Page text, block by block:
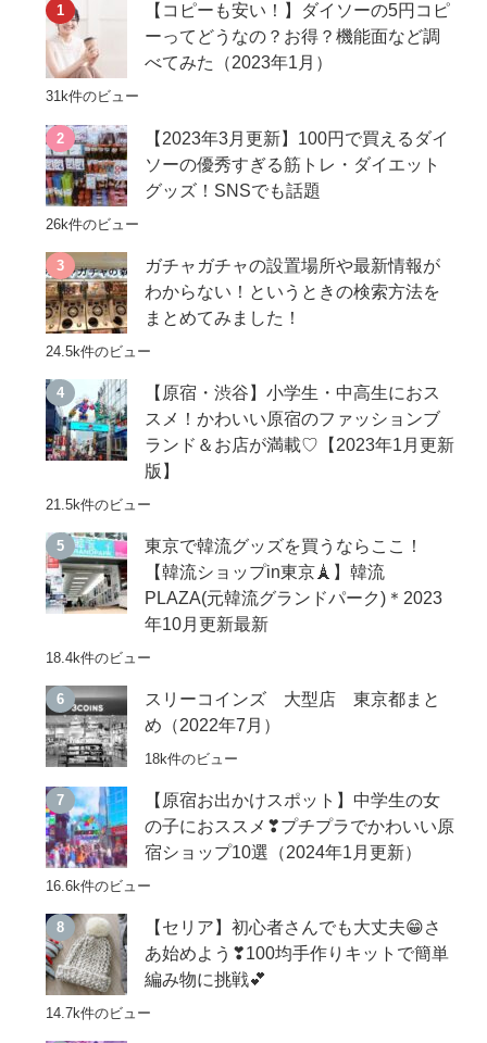
【コピーも安い！】ダイソーの5円コピ
ーってどうなの？お得？機能面など調
べてみた（2023年1月）
31k件のビュー
【2023年3月更新】100円で買えるダイ
ソーの優秀すぎる筋トレ・ダイエット
グッズ！SNSでも話題
26k件のビュー
ガチャガチャの設置場所や最新情報が
わからない！というときの検索方法を
まとめてみました！
24.5k件のビュー
【原宿・渋谷】小学生・中高生におス
スメ！かわいい原宿のファッションブ
ランド＆お店が満載♡【2023年1月更新
版】
21.5k件のビュー
東京で韓流グッズを買うならここ！
【韓流ショップin東京🗼】韓流
PLAZA(元韓流グランドパーク)＊2023
年10月更新最新
18.4k件のビュー
スリーコインズ 大型店 東京都まと
め（2022年7月）
18k件のビュー
【原宿お出かけスポット】中学生の女
の子におススメ❣プチプラでかわいい原
宿ショップ10選（2024年1月更新）
16.6k件のビュー
【セリア】初心者さんでも大丈夫😁さ
あ始めよう❣100均手作りキットで簡単
編み物に挑戦💕
14.7k件のビュー